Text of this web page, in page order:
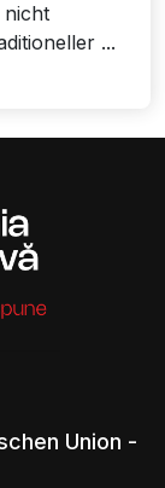
nicht
...
Union -